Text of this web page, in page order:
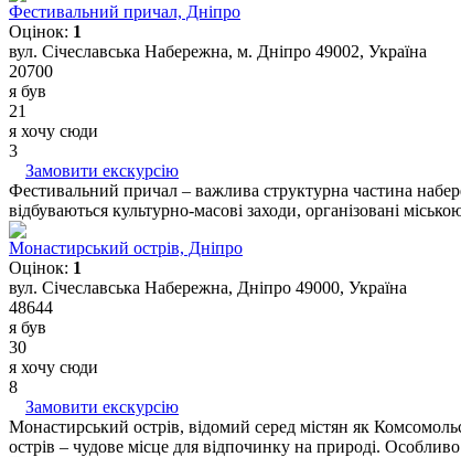
Фестивальний причал, Дніпро
Оцінок: 1
вул. Січеславська Набережна, м. Дніпро 49002, Україна
20700
я був
21
я хочу сюди
3
Замовити екскурсію
Фестивальний причал – важлива структурна частина
відбуваються культурно-масові заходи, організовані
Монастирський острів, Дніпро
Оцінок: 1
вул. Січеславська Набережна, Дніпро 49000, Україна
48644
я був
30
я хочу сюди
8
Замовити екскурсію
Монастирський острів, відомий серед містян як
острів – чудове місце для відпочинку на природі.